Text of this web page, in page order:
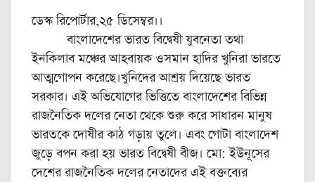
ডেস্ক রিপোর্টার,২৫ ডিসেম্বর।।
বাংলাদেশের ভারত বিদ্বেষী যুবনেতা তথা
ইনকিলাব মঞ্চের আহবায়ক ওসমান হাদির খুনিরা ভারতে
আত্মগোপন করেছে।খুনিদের আশ্রয় দিয়েছে ভারত
সরকার। এই অভিযোগের ভিত্তিতে বাংলাদেশের বিভিন্ন
রাজনৈতিক দলের নেতা থেকে শুরু করে সাধারন মানুষ
ভারতকে দোষীর কাঠ গড়ায় তুলে। এবং গোটা বাংলাদেশ
জুড়ে বপন করা হয় ভারত বিদ্বেষী বীজ। মো: ইউনূসের
দেশের রাজনৈতিক দলের নেতাদের এই বক্তব্যের